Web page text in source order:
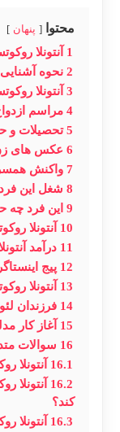
محتوا پنهان
1 آنتونلا
2 نحوه
3 آنتونلا
4 مراسم
5 تحصیلات و
6 عکس های
7 واکنش همسر
8 شغل این
9 این فرد چه
10 آنتونلا
11 درآمد
12 پیج
13 آنتونلا
14 فرزندان لئو
15 آغاز کار
16 سوالات
16.1 آنتونلا
16.2
کند؟
16.3